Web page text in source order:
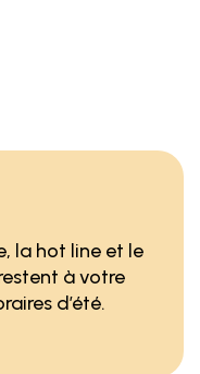
la hot line et le
à votre
d’été.